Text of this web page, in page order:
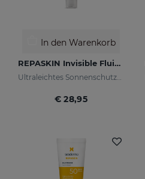
In den Warenkorb
REPASKIN Invisible Fluid LSF50+
Ultraleichtes Sonnenschutzmittel für das Gesicht
€ 28,95